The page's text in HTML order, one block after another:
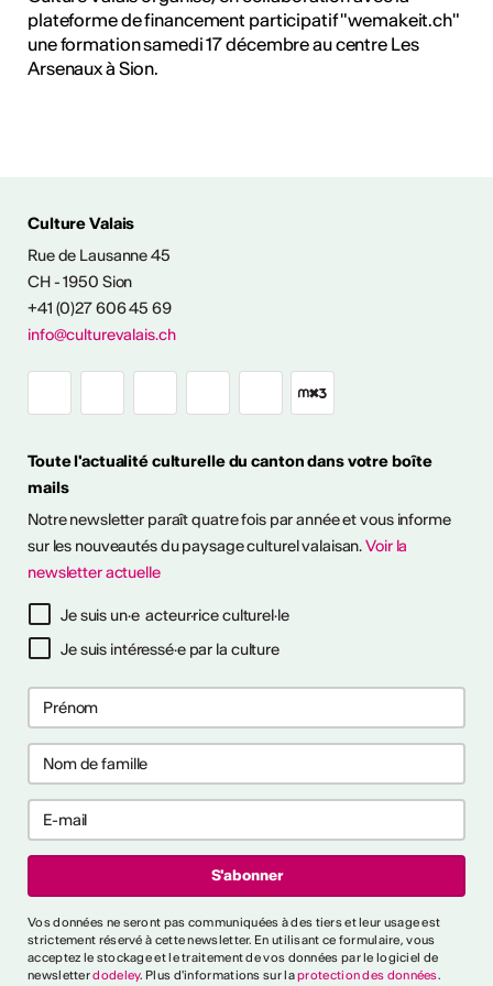
& CONTACT
2024/2025
plateforme de financement participatif "wemakeit.ch"
une formation samedi 17 décembre au centre Les
Arsenaux à Sion.
Culture Valais
Rue de Lausanne 45
CH - 1950 Sion
+41 (0)27 606 45 69
info@culturevalais.ch
Toute l'actualité culturelle du canton dans votre boîte
mails
Notre newsletter paraît quatre fois par année et vous informe
sur les nouveautés du paysage culturel valaisan.Voir la
newsletter actuelle
Je suis un·e acteur·rice culturel·le
Je suis intéressé·e par la culture
Vos données ne seront pas communiquées à des tiers et leur usage est
strictement réservé à cette newsletter. En utilisant ce formulaire, vous
acceptez le stockage et le traitement de vos données par le logiciel de
newsletterdodeley. Plus d'informations sur laprotection des données.